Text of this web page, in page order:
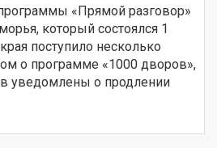
«Прямой разговор»
который состоялся 1
поступило несколько
о программе «1000 дворов»,
уведомлены о продлении